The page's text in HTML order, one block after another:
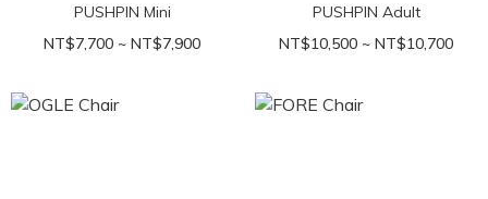
PUSHPIN Mini
NT$7,700 ~ NT$7,900
PUSHPIN Adult
NT$10,500 ~ NT$10,700